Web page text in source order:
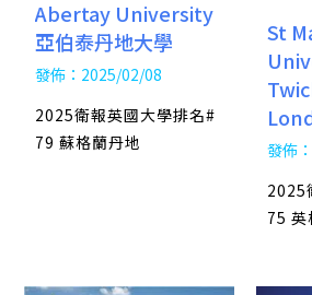
Abertay University
亞伯泰丹地大學
發佈：2025/02/08
2025衛報英國大學排名#
79 蘇格蘭丹地
St
發佈
2025
75 英